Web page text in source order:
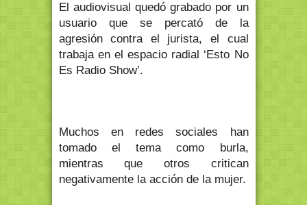
El audiovisual quedó grabado por un
usuario que se percató de la
agresión contra el jurista, el cual
trabaja en el espacio radial ‘Esto No
Es Radio Show’.
Muchos en redes sociales han
tomado el tema como burla,
mientras que otros critican
negativamente la acción de la mujer.